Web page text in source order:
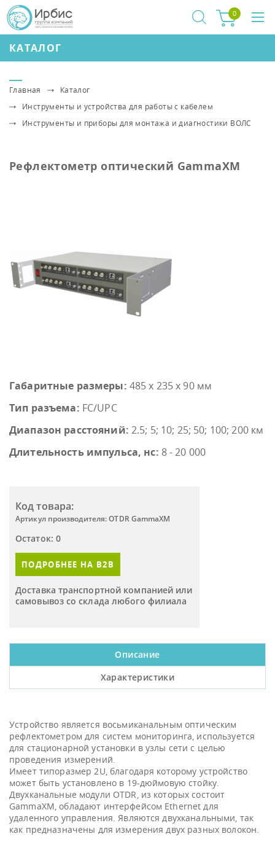
КАТАЛОГ
0
Главная
Каталог
Инструменты и устройства для работы с кабелем
Инструменты и приборы для монтажа и диагностики ВОЛС
Рефлектометр оптический GammaXM
Габаритные размеры: 485 х 235 х 90 мм
Тип разъема: FC/UPC
Диапазон расстояний: 2.5; 5; 10; 25; 50; 100; 200 км
Длительность импульса, нс: 8 - 20 000
Код товара:
Артикул производителя: OTDR GammaXM
Остаток: 0
ПОДРОБНЕЕ НА B2B
Доставка транспортной компанией или
самовывоз со склада любого филиала
Описание
Характеристики
Устройство является восьмиканальным оптическим
рефлектометром для систем мониторинга, используется
для стационарной установки в узлы сети с целью
проведения измерений.
Имеет типоразмер 2U, благодаря которому устройство
может быть установлено в 19-дюймовую стойку.
Двухканальные модули OTDR, из которых состоит
GammaXM, обладают интерфейсом Ethernet для
удаленного управления. Являются двухканальными, так
как предназначены для измерения двух разных волокон.